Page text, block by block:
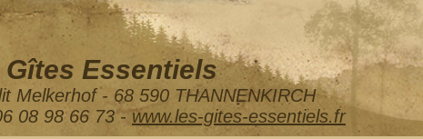
Gîtes Essentiels
Melkerhof - 68 590 THANNENKIRCH
08 98 66 73 - www.les-gites-essentiels.fr